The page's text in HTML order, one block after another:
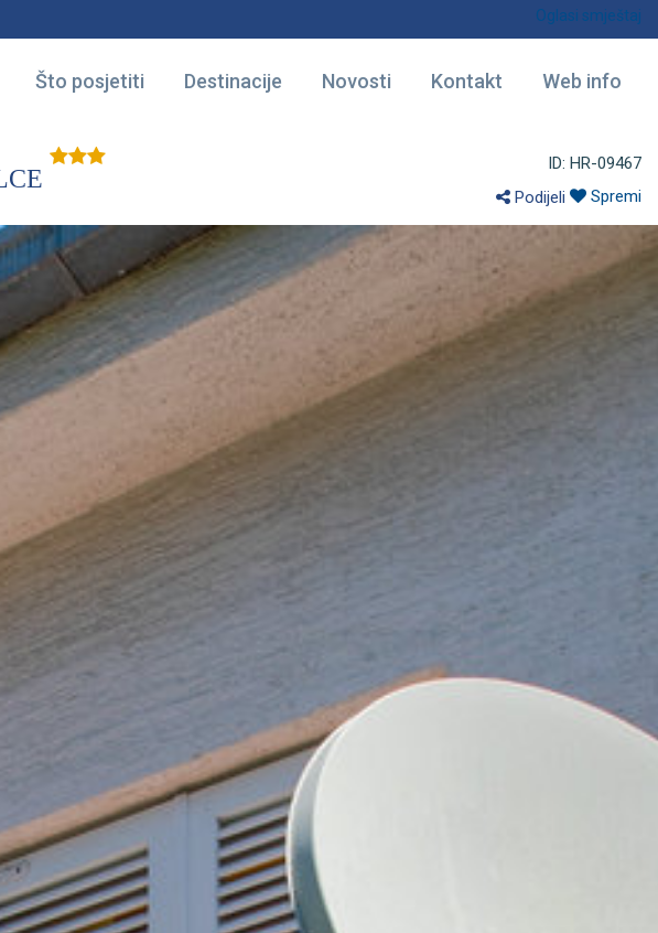
Oglasi smještaj
Što posjetiti Destinacije Novosti Kontakt Web info
ID: HR-09467
Podijeli
Spremi